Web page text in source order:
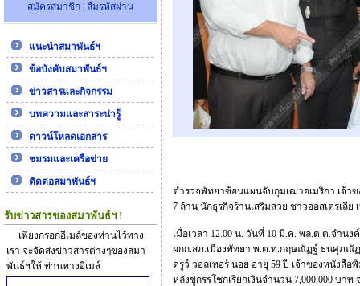
สมัครสมาชิก |ลืมรหัสผ่าน
แนะนำสมาพันธ์ฯ
ข้อบังคับสมาพันธ์ฯ
ข่าวสารและกิจกรรม
บทความและสาระน่ารู้
ดาวน์โหลดเอกสาร
ชมรมและเครือข่าย
ติดต่อสมาพันธ์ฯ
รับข่าวสารของสมาพันธ์ฯ !
เพียงกรอกอีเมล์ของท่านไว้ทาง
เรา จะจัดส่งข่าวสารต่างๆของสมา
พันธ์ฯให้ ท่านทางอีเมล์
ตำรวจพัทยาซ้อนแผนจับกุมเฒ่าอเมริกา เจ้า
7 ล้าน นักธุรกิจร้านเสริมสวย ชาวออสเตรเลีย
เมื่อเวลา 12.00 น. วันที่ 10 มี.ค. พล.ต.ต.จำ
ผกก.สภ.เมืองพัทยา พ.ต.ท.กฤษณัฏฐ์ ธนศุภณั
ดรูว์ วอลเทอร์ นอย อายุ 59 ปี เจ้าของหนังสื
หลังขู่กรรโชกเรียกเงินจำนวน 7,000,000 บา